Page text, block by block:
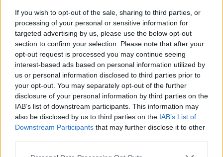
If you wish to opt-out of the sale, sharing to third parties, or
processing of your personal or sensitive information for
targeted advertising by us, please use the below opt-out
section to confirm your selection. Please note that after your
opt-out request is processed you may continue seeing
interest-based ads based on personal information utilized by
us or personal information disclosed to third parties prior to
your opt-out. You may separately opt-out of the further
disclosure of your personal information by third parties on the
IAB’s list of downstream participants. This information may
also be disclosed by us to third parties on the IAB’s List of
Downstream Participants that may further disclose it to other
proposto dalla Pro Loco ed alle 19.00 si terrà
la sfilata di moda "Ispra Fashion", a cura dei
negozi di Ispra, con sottofondo musicale live
e modelle professioniste. A chiusura di
giornata, presso il Caffè del Borghetto, Maxi
schermo per la finale di Champions, mentre
al Forever Cafè si terrà il Wine Party.
Per Domenica 23 alle ore 17.00 è stato
organizzato un concerto Rithm & Blues con